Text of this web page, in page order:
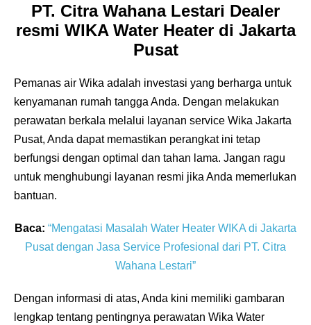
PT. Citra Wahana Lestari Dealer
resmi WIKA Water Heater di Jakarta
Pusat
Pemanas air Wika adalah investasi yang berharga untuk
kenyamanan rumah tangga Anda. Dengan melakukan
perawatan berkala melalui layanan service Wika Jakarta
Pusat, Anda dapat memastikan perangkat ini tetap
berfungsi dengan optimal dan tahan lama. Jangan ragu
untuk menghubungi layanan resmi jika Anda memerlukan
bantuan.
Baca: “Mengatasi Masalah Water Heater WIKA di Jakarta
Pusat dengan Jasa Service Profesional dari PT. Citra
Wahana Lestari”
Dengan informasi di atas, Anda kini memiliki gambaran
lengkap tentang pentingnya perawatan Wika Water